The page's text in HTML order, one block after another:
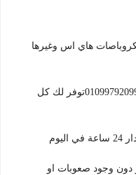
هاي اس وغيرها
شركة تورست باص للنقل السياحي – 01099792099توفر لك كل
دون وجود صعوبات او